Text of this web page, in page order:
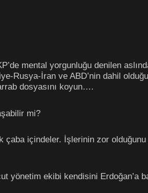
mental yorgunluğu denilen
Rusya-İran ve ABD’nin dahil
dosyasını koyun….
mi?
içindeler. İşlerinin zor
yönetim ekibi kendisini Erdoğan’a